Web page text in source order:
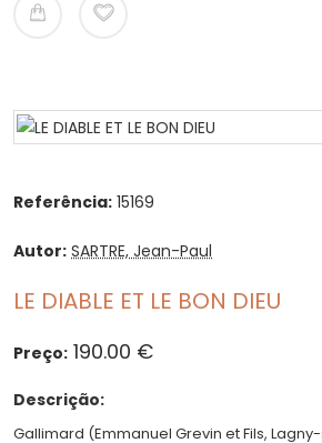
Referência: 15169
Autor: SARTRE, Jean-Paul
LE DIABLE ET LE BON DIEU
Preço: 190.00 €
Descrição:
Gallimard (Emmanuel Grevin et Fils,